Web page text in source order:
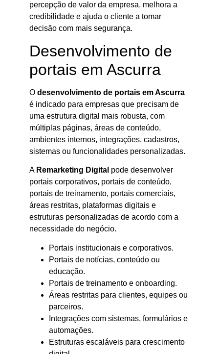
percepção de valor da empresa, melhora a
credibilidade e ajuda o cliente a tomar
decisão com mais segurança.
Desenvolvimento de
portais em Ascurra
O desenvolvimento de portais em Ascurra
é indicado para empresas que precisam de
uma estrutura digital mais robusta, com
múltiplas páginas, áreas de conteúdo,
ambientes internos, integrações, cadastros,
sistemas ou funcionalidades personalizadas.
A Remarketing Digital pode desenvolver
portais corporativos, portais de conteúdo,
portais de treinamento, portais comerciais,
áreas restritas, plataformas digitais e
estruturas personalizadas de acordo com a
necessidade do negócio.
Portais institucionais e corporativos.
Portais de notícias, conteúdo ou
educação.
Portais de treinamento e onboarding.
Áreas restritas para clientes, equipes ou
parceiros.
Integrações com sistemas, formulários e
automações.
Estruturas escaláveis para crescimento